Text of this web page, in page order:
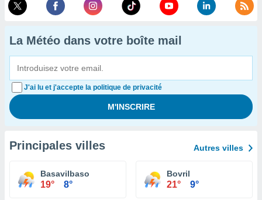
La Météo dans votre boîte mail
J'ai lu et j'accepte la politique de privacité
Principales villes Autres villes
Basavilbaso
19° 8°
Bovril
21° 9°